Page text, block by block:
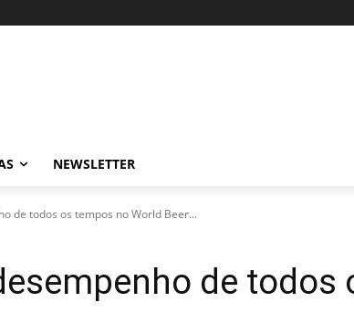
NEWSLETTER
de todos os tempos no World Beer...
de todos